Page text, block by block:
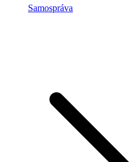
Samospráva